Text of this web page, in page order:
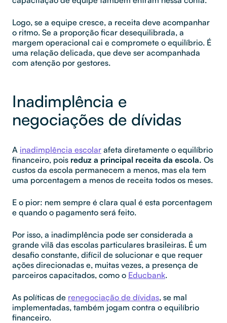
Logo, se a equipe cresce, a receita deve acompanhar
o ritmo. Se a proporção ficar desequilibrada, a
margem operacional cai e compromete o equilíbrio. É
uma relação delicada, que deve ser acompanhada
com atenção por gestores.
Inadimplência e
negociações de dívidas
A inadimplência escolar afeta diretamente o equilíbrio
financeiro, pois reduz a principal receita da escola. Os
custos da escola permanecem a menos, mas ela tem
uma porcentagem a menos de receita todos os meses.
E o pior: nem sempre é clara qual é esta porcentagem
e quando o pagamento será feito.
Por isso, a inadimplência pode ser considerada a
grande vilã das escolas particulares brasileiras. É um
desafio constante, difícil de solucionar e que requer
ações direcionadas e, muitas vezes, a presença de
parceiros capacitados, como o Educbank.
As políticas de renegociação de dívidas, se mal
implementadas, também jogam contra o equilíbrio
financeiro.